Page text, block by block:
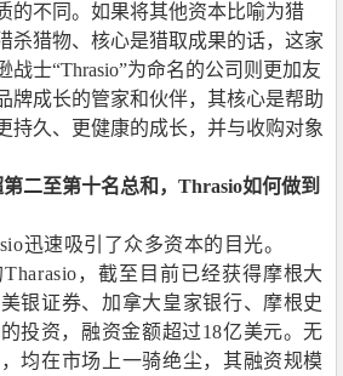
的不同。如果将其他资本比喻为猎
杀猎物、核心是猎取成果的话，这家
战士“Thrasio”为命名的公司则更加友
牌成长的管家和伙伴，其核心是帮助
持久、更健康的成长，并与收购对象
二至第十名总和，Thrasio如何做到
迅速吸引了众多资本的目光。
Tharasio，截至目前已经获得摩根大
银证券、加拿大皇家银行、摩根史
投资，融资金额超过18亿美元。无
均在市场上一骑绝尘，其融资规模